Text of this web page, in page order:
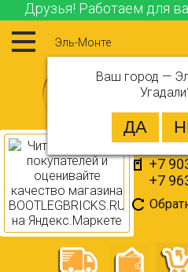
Друзья! Работаем для
Эль-Монте
Ваш город —
+7
+7